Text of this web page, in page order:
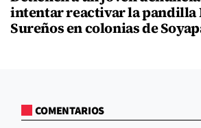
intentar reactivar la pandilla
Sureños en colonias de
COMENTARIOS